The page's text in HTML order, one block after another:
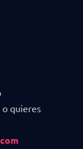
o quieres